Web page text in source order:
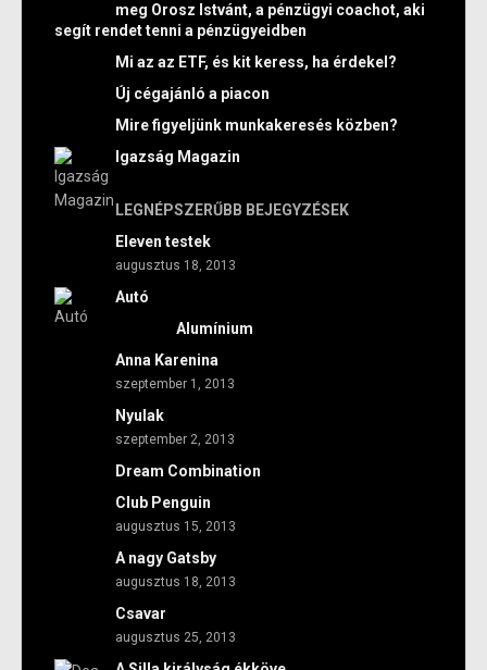
meg Orosz Istvánt, a pénzügyi coachot, aki
segít rendet tenni a pénzügyeidben
Mi az az ETF, és kit keress, ha érdekel?
Új cégajánló a piacon
Mire figyeljünk munkakeresés közben?
Igazság Magazin
LEGNÉPSZERŰBB BEJEGYZÉSEK
Eleven testek
augusztus 18, 2013
Autó
Alumínium
Anna Karenina
szeptember 1, 2013
Nyulak
szeptember 2, 2013
Dream Combination
Club Penguin
augusztus 15, 2013
A nagy Gatsby
augusztus 18, 2013
Csavar
augusztus 25, 2013